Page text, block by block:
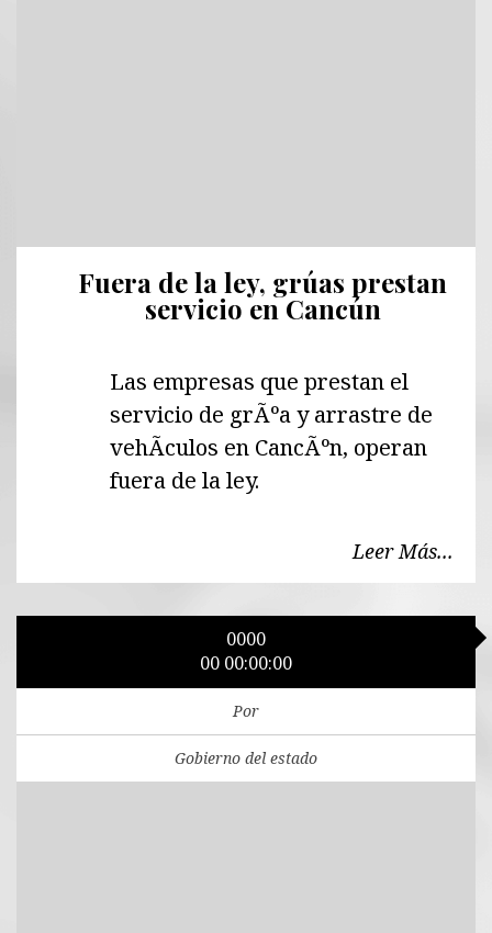
Fuera de la ley, grúas prestan
servicio en Cancún
Las empresas que prestan el
servicio de grÃºa y arrastre de
vehÃ­culos en CancÃºn, operan
fuera de la ley.
Leer Más...
0000
00 00:00:00
Por
Gobierno del estado